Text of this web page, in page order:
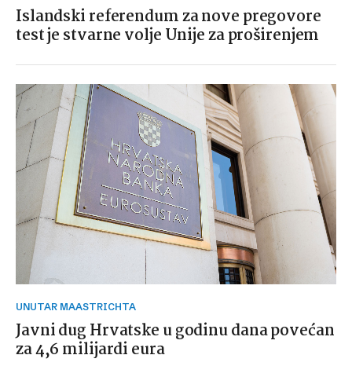
Islandski referendum za nove pregovore
test je stvarne volje Unije za proširenjem
UNUTAR MAASTRICHTA
Javni dug Hrvatske u godinu dana povećan
za 4,6 milijardi eura